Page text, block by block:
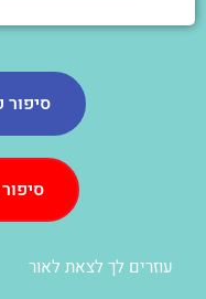
עוזרים לך לצאת לאור
סיפור